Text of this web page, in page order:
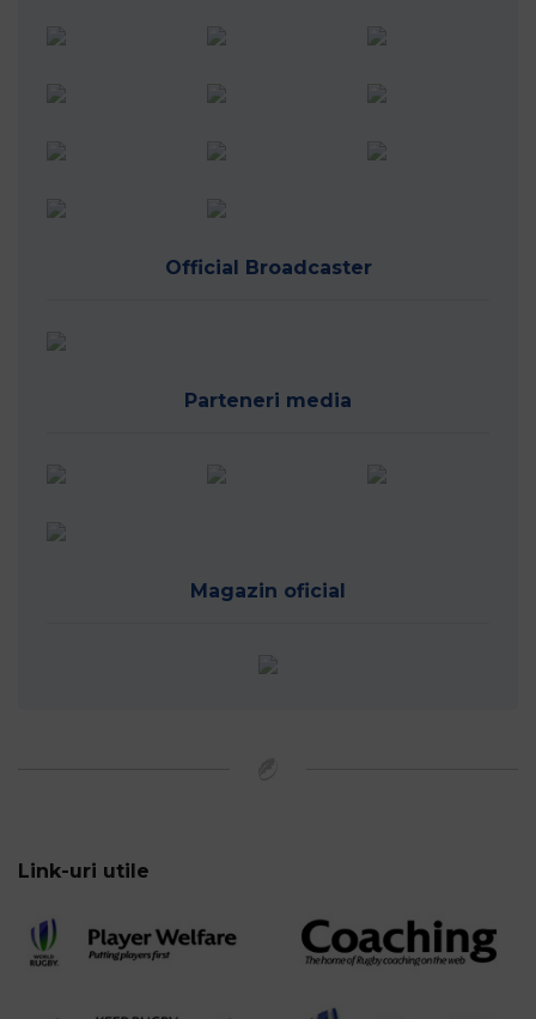
Official Broadcaster
Parteneri media
Magazin oficial
Link-uri utile